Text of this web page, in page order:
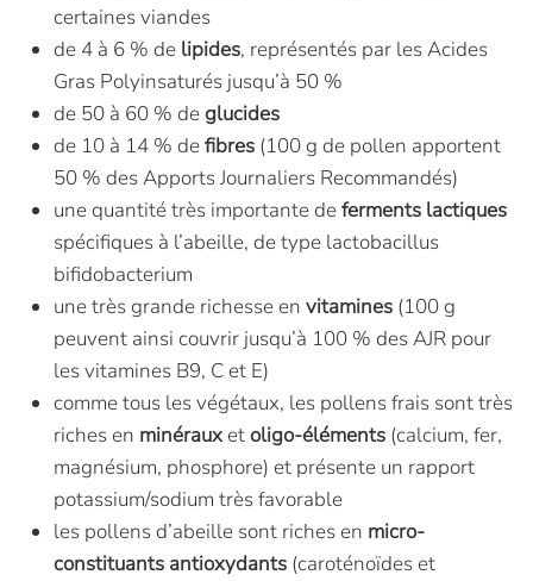
certaines viandes
de 4 à 6 % de lipides, représentés par les Acides
Gras Polyinsaturés jusqu’à 50 %
de 50 à 60 % deglucides
de 10 à 14 % defibres (100 g de pollen apportent
50 % des Apports Journaliers Recommandés)
une quantité très importante deferments lactiques
spécifiques à l’abeille, de type lactobacillus
bifidobacterium
une très grande richesse en vitamines (100 g
peuvent ainsi couvrir jusqu’à 100 % des AJR pour
les vitamines B9, C et E)
comme tous les végétaux, les pollens frais sont très
riches en minérauxetoligo-éléments (calcium, fer,
magnésium, phosphore) et présente un rapport
potassium/sodium très favorable
les pollens d’abeille sont riches en micro-
constituants antioxydants (caroténoïdes et